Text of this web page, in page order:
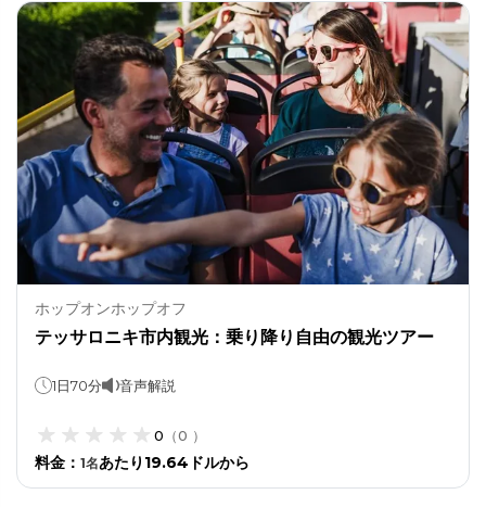
ホップオンホップオフ
テッサロニキ市内観光：乗り降り自由の観光ツアー
1日70分 音声解説
0 （0 ）
料金 ： 1名あたり19.64ドルから